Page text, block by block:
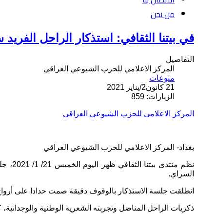
من نحن
في بيتنا الثقافي: استذكار الراحل
التفاصيل
المركز الاعلامي للحزب الشيوعي العراقي
منوعات
21 كانون2/يناير 2021
الزيارات: 859
المركز الاعلامي للحزب الشيوعي العراقي
بغداد- المركز الاعلامي للحزب الشيوعي العراقي
نظم
السراي.
انطلقت جلسة الاستذكار بالوقوف دقيقة صمت حدادا على
ذكريات الراحل المناضل وتجربته الشعرية الوطنية